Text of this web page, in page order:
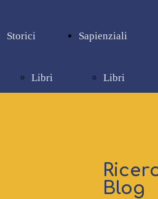
Storici
Libri
Sapienziali
Libri
Blog